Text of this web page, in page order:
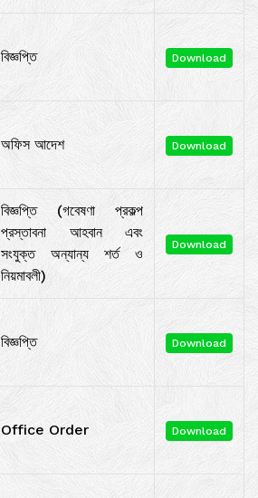
বিজ্ঞপ্তি Download
অফিস আদেশ Download
বিজ্ঞপ্তি (গবেষণা প্রকল্প
প্রস্তাবনা আহবান এবং
সংযুক্ত অন্যান্য শর্ত ও
নিয়মাবলী)
Download
বিজ্ঞপ্তি Download
Office Order Download